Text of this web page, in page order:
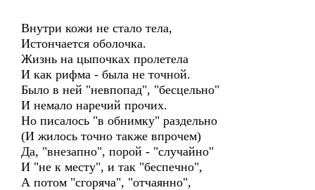
Внутри кожи не стало тела,
Истончается оболочка.
Жизнь на цыпочках пролетела
И как рифма - была не точной.
Было в ней "невпопад", "бесцельно"
И немало наречий прочих.
Но писалось "в обнимку" раздельно
(И жилось точно также впрочем)
Да, "внезапно", порой - "случайно"
И "не к месту", и так "беспечно",
А потом "сгоряча", "отчаянно",